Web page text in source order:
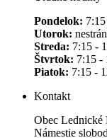
Pondelok:
Utorok:
Streda: 7:15 -
Štvrtok: 7:15 -
Piatok: 7:15 -
Kontakt
Obec Lednické
Námestie